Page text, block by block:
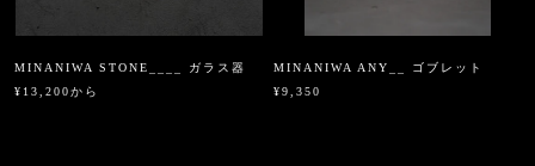
MINANIWA STONE____ ガラス器
¥13,200から
MINANIWA ANY__ ゴブレット
¥9,350